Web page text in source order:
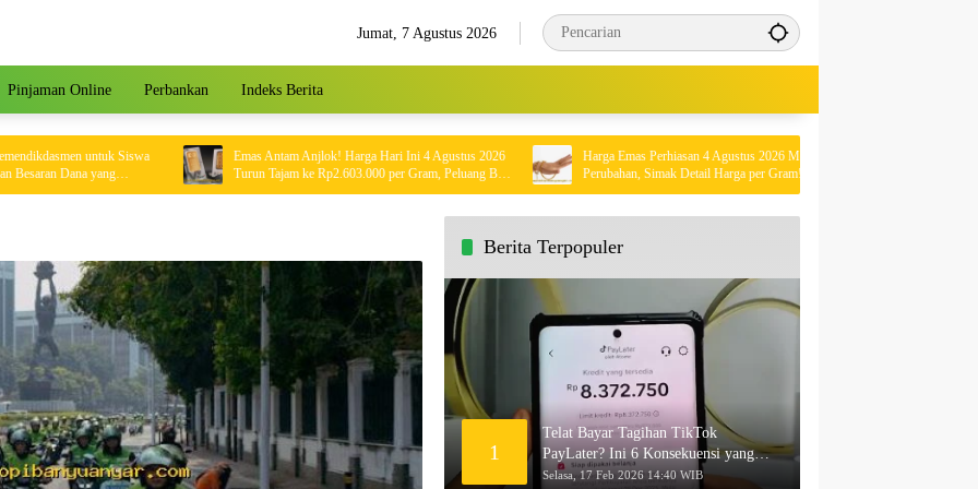
Jumat, 7 Agustus 2026
Pinjaman Online Perbankan Indeks Berita
untuk Siswa
Dana yang
Emas Antam Anjlok! Harga Hari Ini 4 Agustus 2026
Turun Tajam ke Rp2.603.000 per Gram, Peluang Beli
Emas Murah?
Harga Emas Perhiasan 4 Agustus 2026 Mengalami
Perubahan, Simak Detail Harga per Gram!
Berita Terpopuler
1
Telat Bayar Tagihan TikTok
PayLater? Ini 6 Konsekuensi yang
Akan Terjadi
Selasa, 17 Feb 2026 14:40 WIB